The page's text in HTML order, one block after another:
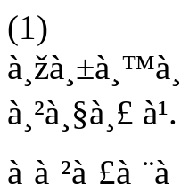
(1)
à¸²à¸§à¸£